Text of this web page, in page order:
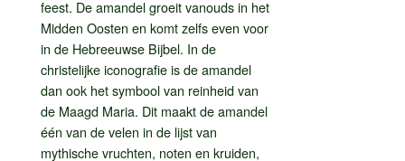
feest. De amandel groeit vanouds in het
Midden Oosten en komt zelfs even voor
in de Hebreeuwse Bijbel. In de
christelijke iconografie is de amandel
dan ook het symbool van reinheid van
de Maagd Maria. Dit maakt de amandel
één van de velen in de lijst van
mythische vruchten, noten en kruiden,